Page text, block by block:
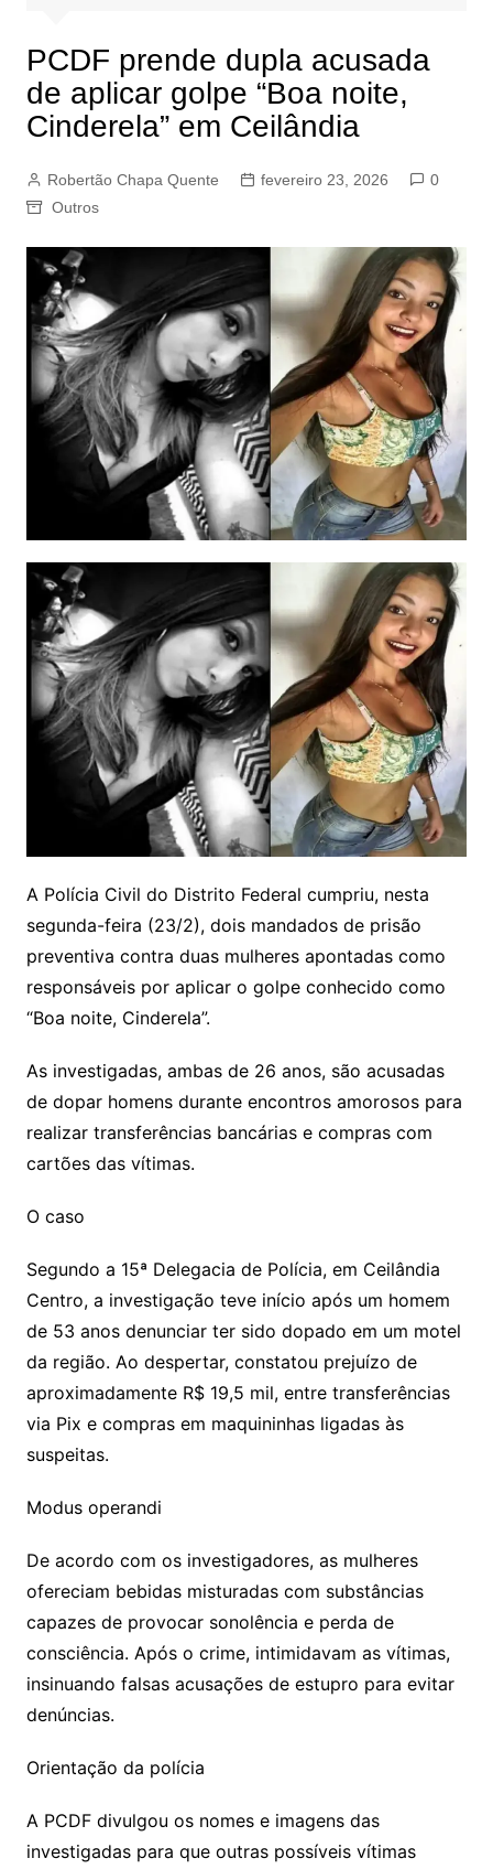
PCDF prende dupla acusada
de aplicar golpe “Boa noite,
Cinderela” em Ceilândia
Robertão Chapa Quente fevereiro 23, 2026
0
Outros
A Polícia Civil do Distrito Federal cumpriu, nesta
segunda-feira (23/2), dois mandados de prisão
preventiva contra duas mulheres apontadas como
responsáveis por aplicar o golpe conhecido como
“Boa noite, Cinderela”.
As investigadas, ambas de 26 anos, são acusadas
de dopar homens durante encontros amorosos para
realizar transferências bancárias e compras com
cartões das vítimas.
O caso
Segundo a 15ª Delegacia de Polícia, em Ceilândia
Centro, a investigação teve início após um homem
de 53 anos denunciar ter sido dopado em um motel
da região. Ao despertar, constatou prejuízo de
aproximadamente R$ 19,5 mil, entre transferências
via Pix e compras em maquininhas ligadas às
suspeitas.
Modus operandi
De acordo com os investigadores, as mulheres
ofereciam bebidas misturadas com substâncias
capazes de provocar sonolência e perda de
consciência. Após o crime, intimidavam as vítimas,
insinuando falsas acusações de estupro para evitar
denúncias.
Orientação da polícia
A PCDF divulgou os nomes e imagens das
investigadas para que outras possíveis vítimas